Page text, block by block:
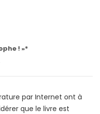
! »*
par Internet ont à
que le livre est